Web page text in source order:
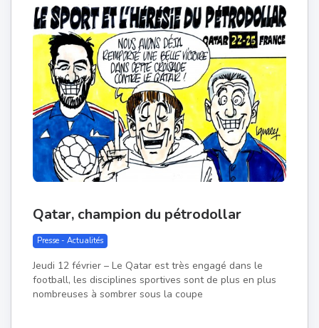
Qatar, champion du pétrodollar
Presse - Actualités
Jeudi 12 février – Le Qatar est très engagé dans le
football, les disciplines sportives sont de plus en plus
nombreuses à sombrer sous la coupe